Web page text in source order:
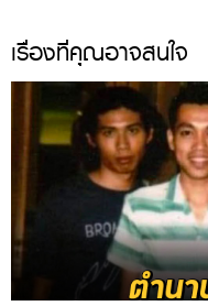
เรื่องที่คุณอาจสนใจ